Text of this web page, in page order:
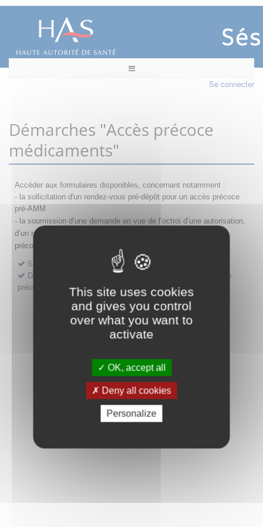
This site uses cookies
and gives you control
over what you want to
activate
OK, accept all
Deny all cookies
Personalize
Se connecter
Démarches "Accès précoce
médicaments"
Accéder aux formulaires disponibles, concernant notamment :
- la sollicitation d'un rendez-vous pré-dépôt pour un accès précoce
pré-AMM
- la soumission d’une demande en vue de l’octroi d’une autorisation,
d’un renouvellement, d’une modification ou d’un retrait d'accès
précoce
Sollicitation RDV pré-dépôt accès précoce pré-AMM
Déposer une demande ou faire évoluer une décision d'accès
précoce